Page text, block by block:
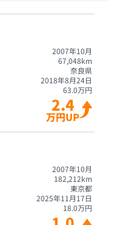
2007年10月
67,048km
奈良県
2018年8月24日
63.0万円
2.4
万円UP
2007年10月
182,212km
東京都
2025年11月17日
18.0万円